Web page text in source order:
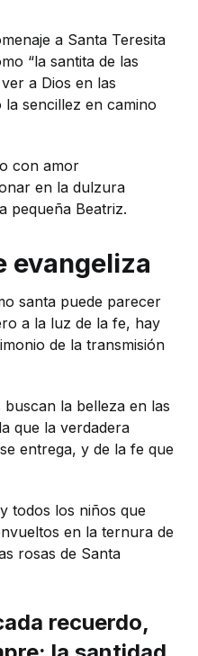
a Santa Teresita
“la santita de las
a Dios en las
sencillez en camino
con amor
en la dulzura
pequeña Beatriz.
evangeliza
santa puede parecer
a la luz de la fe, hay
de la transmisión
la belleza en las
que la verdadera
entrega, y de la fe que
todos los niños que
en la ternura de
rosas de Santa
recuerdo,